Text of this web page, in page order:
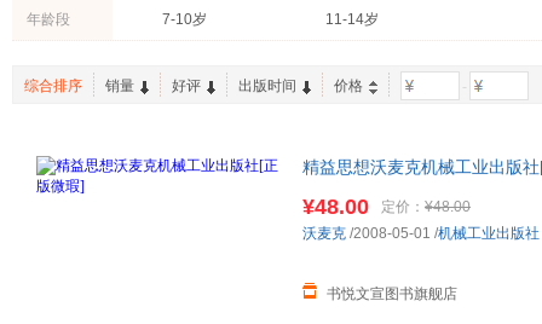
外语
工业技术
工具书
动漫/幽默
新疆青少年出版社
重庆大学出版社
生活 读书 新知三联书店
知识产权出版社
煤炭工业出版社
清华大学出版社 中国地
余莉
杰西卡
陈枫
菲奥娜·麦克唐纳 陈志华
年龄段 7-10岁 11-14岁
综合排序 销量 好评 出版时间 价格 -
精益思想沃麦克机械工业出版
¥48.00 定价： ¥48.00
书悦文宣图书旗舰店
沃麦克 /2008-05-01 /机械工业出版社